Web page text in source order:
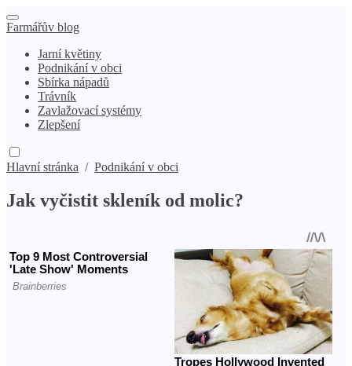
Farmářův blog
Jarní květiny
Podnikání v obci
Sbírka nápadů
Trávník
Zavlažovací systémy
Zlepšení
Hlavní stránka / Podnikání v obci
Jak vyčistit skleník od molic?